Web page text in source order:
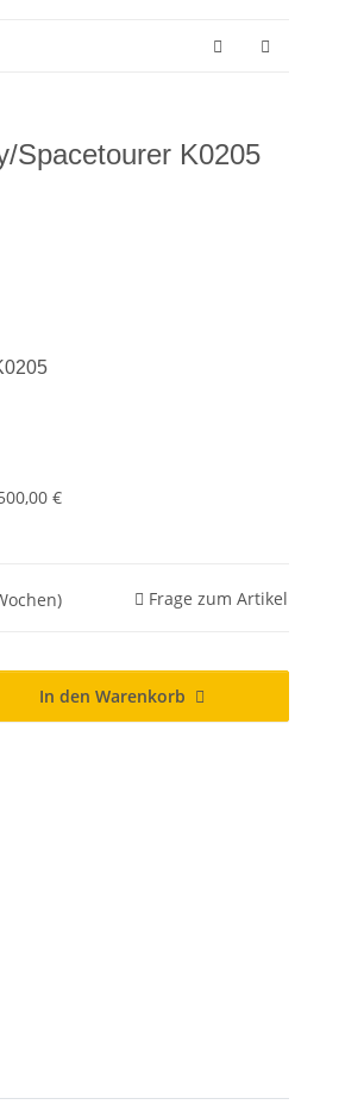
Spacetourer K0205
€
Frage zum Artikel
In den Warenkorb